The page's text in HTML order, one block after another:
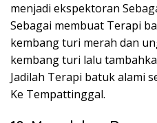
menjadi ekspektoran
Sebagai membuat Terapi
kembang turi merah dan
kembang turi lalu
Jadilah Terapi batuk alami
Ke Tempattinggal.